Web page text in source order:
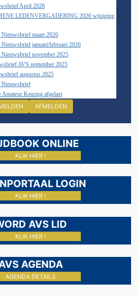
April 2026
LEDENVERGADERING 2026 wijziging
maart 2026
januari/februari 2026
november 2025
AVS september 2025
augustus 2025
Nieuwsbrief
Amateur Keuring afgelast
AFMELDEN
ONLINE
KLIK HIER !
LOGIN
KLIK HIER !
AVS LID
KLIK HIER !
AGENDA
AGENDA DETAILS